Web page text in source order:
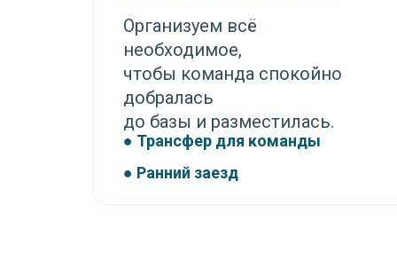
Организуем всё
необходимое,
чтобы команда спокойно
добралась
до базы и разместилась.
● Трансфер для команды
● Ранний заезд